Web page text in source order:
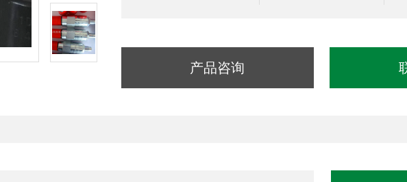
产品咨询